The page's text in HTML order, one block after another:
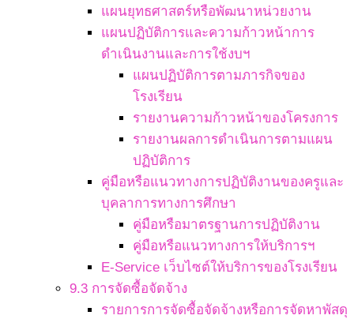
แผนยุทธศาสตร์หรือพัฒนาหน่วยงาน
แผนปฏิบัติการและความก้าวหน้าการ
ดำเนินงานและการใช้งบฯ
แผนปฏิบัติการตามภารกิจของ
โรงเรียน
รายงานความก้าวหน้าของโครงการ
รายงานผลการดำเนินการตามแผน
ปฏิบัติการ
คู่มือหรือแนวทางการปฏิบัติงานของครูและ
บุคลาการทางการศึกษา
คู่มือหรือมาตรฐานการปฏิบัติงาน
คู่มือหรือแนวทางการให้บริการฯ
E-Service เว็บไซต์ให้บริการของโรงเรียน
9.3 การจัดซื้อจัดจ้าง
รายการการจัดซื้อจัดจ้างหรือการจัดหาพัสดุ